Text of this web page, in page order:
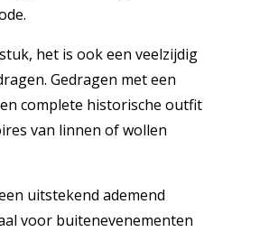
het is ook een veelzijdig
Gedragen met een
complete historische outfit
van linnen of wollen
uitstekend ademend
voor buitenevenementen